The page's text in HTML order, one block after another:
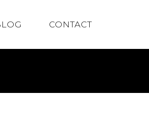
CONTACT